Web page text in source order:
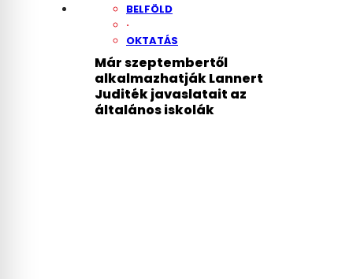
BELFÖLD
·
OKTATÁS
Már szeptembertől
alkalmazhatják Lannert
Juditék javaslatait az
általános iskolák